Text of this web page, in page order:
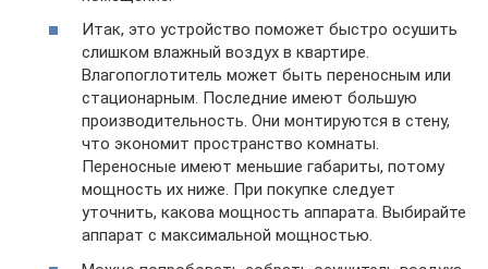
Итак, это устройство поможет быстро осушить
слишком влажный воздух в квартире.
Влагопоглотитель может быть переносным или
стационарным. Последние имеют большую
производительность. Они монтируются в стену,
что экономит пространство комнаты.
Переносные имеют меньшие габариты, потому
мощность их ниже. При покупке следует
уточнить, какова мощность аппарата. Выбирайте
аппарат с максимальной мощностью.